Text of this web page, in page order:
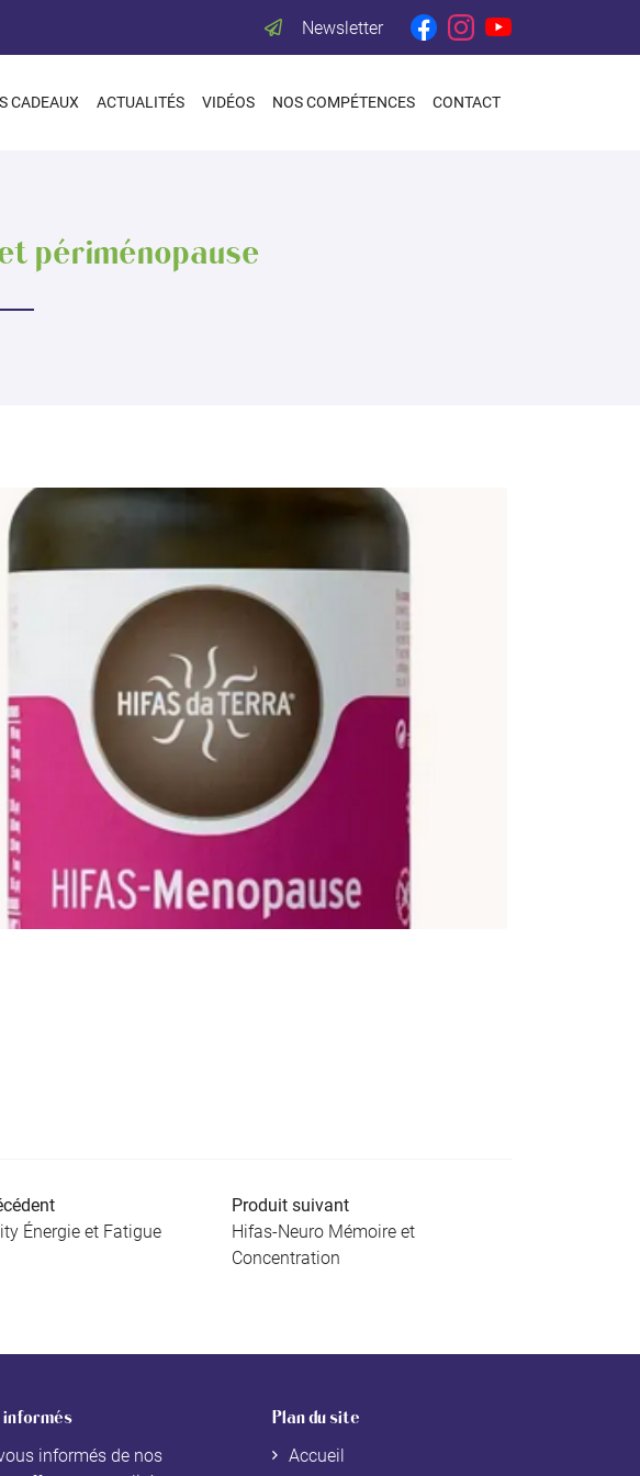
Newsletter
CADEAUX ACTUALITÉS VIDÉOS NOS COMPÉTENCES CONTACT
périménopause
Énergie et Fatigue
Produit suivant
Hifas-Neuro Mémoire et
Concentration
informés
informés de nos
Plan du site
Accueil